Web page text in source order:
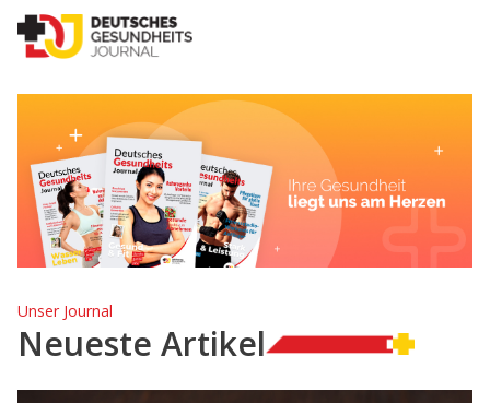
Unser Journal
Neueste Artikel